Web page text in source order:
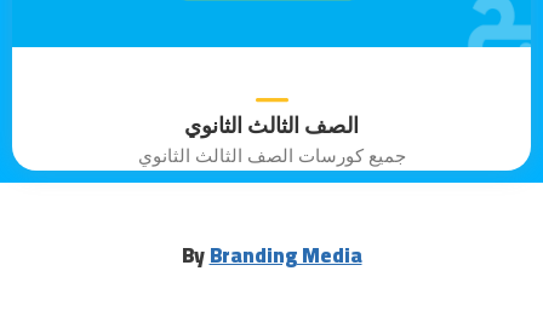
الصف الثالث الثانوي
جميع كورسات الصف الثالث الثانوي
ByBranding Media